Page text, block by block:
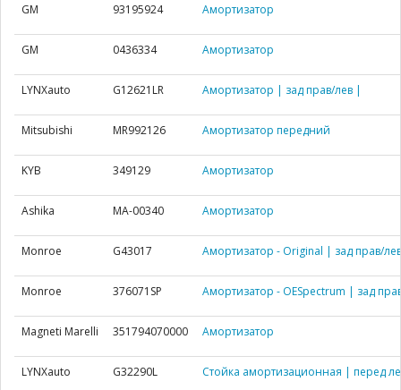
GM 93195924 Амортизатор
GM 0436334 Амортизатор
LYNXauto G12621LR Амортизатор | зад прав/лев |
Mitsubishi MR992126 Амортизатор передний
KYB 349129 Амортизатор
Ashika MA-00340 Амортизатор
Monroe G43017 Амортизатор - Original | зад прав/
Monroe 376071SP Амортизатор - OESpectrum | зад
Magneti Marelli 351794070000 Амортизатор
LYNXauto G32290L Стойка амортизационная | перед